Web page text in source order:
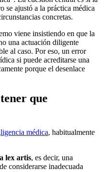
se ajustó a la práctica médica
concretas.
viene insistiendo en que la
una actuación diligente
al caso. Por eso, un error
si puede acreditarse una
porque el desenlace
que
médica, habitualmente
lex artis, es decir, una
considerarse inadecuada